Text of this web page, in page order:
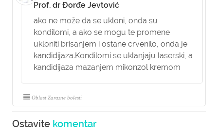
Prof. dr Đorđe Jevtović
ako ne može da se ukloni, onda su
kondilomi, a ako se mogu te promene
ukloniti brisanjem i ostane crvenilo, onda je
kandidijaza.Kondilomi se uklanjaju laserski, a
kandidijaza mazanjem mikonzol kremom
Oblast Zarazne bolesti
Ostavite komentar